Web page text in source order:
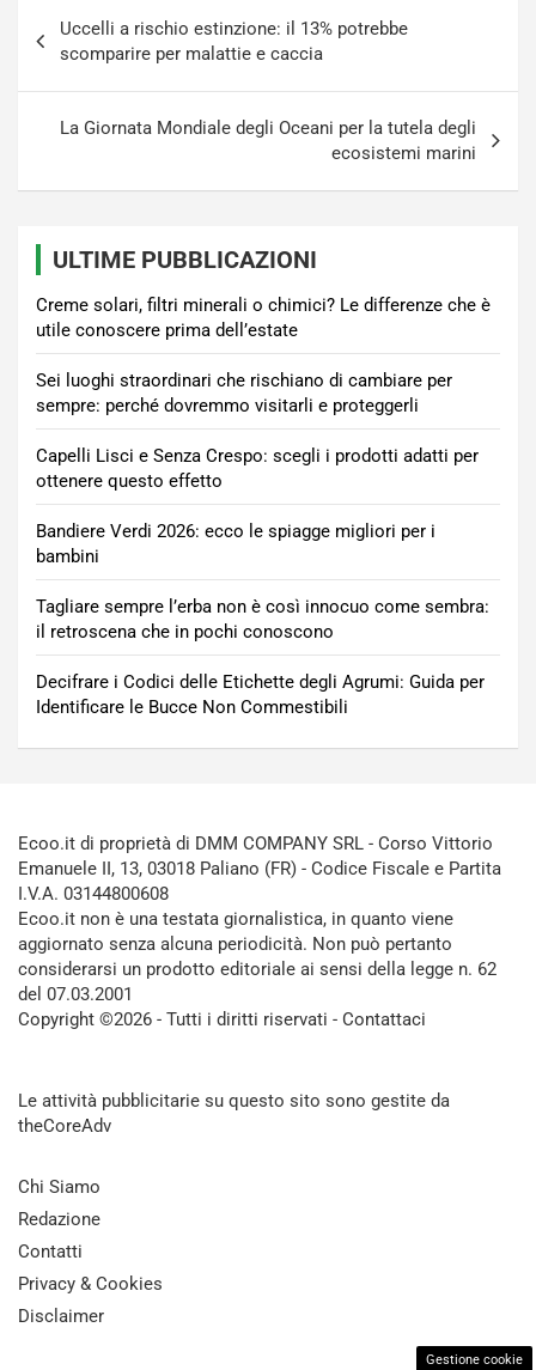
articoli
Uccelli a rischio estinzione: il 13% potrebbe
scomparire per malattie e caccia
La Giornata Mondiale degli Oceani per la tutela degli
ecosistemi marini
ULTIME PUBBLICAZIONI
Creme solari, filtri minerali o chimici? Le differenze che è
utile conoscere prima dell’estate
Sei luoghi straordinari che rischiano di cambiare per
sempre: perché dovremmo visitarli e proteggerli
Capelli Lisci e Senza Crespo: scegli i prodotti adatti per
ottenere questo effetto
Bandiere Verdi 2026: ecco le spiagge migliori per i
bambini
Tagliare sempre l’erba non è così innocuo come sembra:
il retroscena che in pochi conoscono
Decifrare i Codici delle Etichette degli Agrumi: Guida per
Identificare le Bucce Non Commestibili
Ecoo.it di proprietà di DMM COMPANY SRL - Corso Vittorio
Emanuele II, 13, 03018 Paliano (FR) - Codice Fiscale e Partita
I.V.A. 03144800608
Ecoo.it non è una testata giornalistica, in quanto viene
aggiornato senza alcuna periodicità. Non può pertanto
considerarsi un prodotto editoriale ai sensi della legge n. 62
del 07.03.2001
Copyright ©2026 - Tutti i diritti riservati - Contattaci
Le attività pubblicitarie su questo sito sono gestite da
theCoreAdv
Chi Siamo
Redazione
Contatti
Privacy & Cookies
Disclaimer
Gestione cookie